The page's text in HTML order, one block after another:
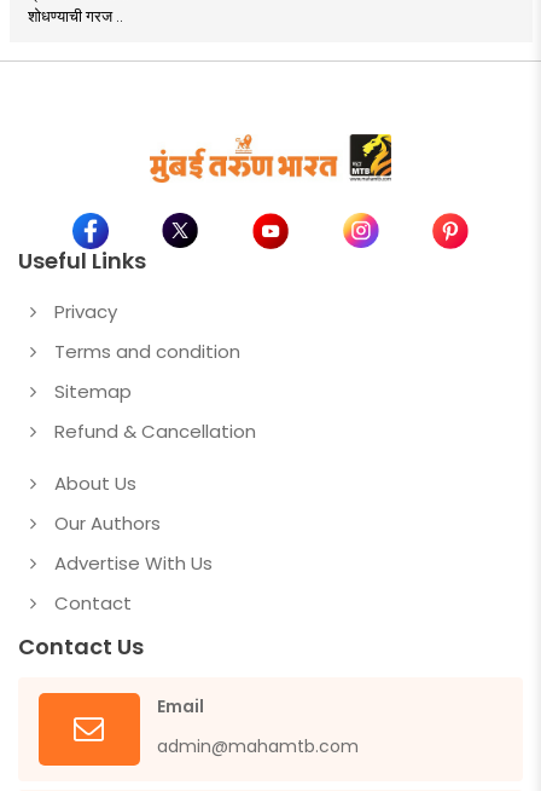
शोधण्याची गरज ..
Useful Links
Privacy
Terms and condition
Sitemap
Refund & Cancellation
About Us
Our Authors
Advertise With Us
Contact
Contact Us
Email
admin@mahamtb.com